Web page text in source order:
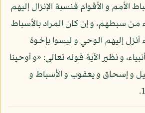
الأمم و الأقوام فنسبة الإنزال إليهم
من سبطهم، و إن كان المراد بالأسباط
أنزل إليهم الوحي و ليسوا بإخوة
و نظير الآية قوله تعالى: «و أوحينا
و إسحاق و يعقوب و الأسباط و